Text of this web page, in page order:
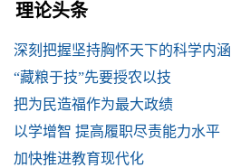
理论头条
深刻把握坚持胸怀天下的科学内涵
“藏粮于技”先要授农以技
把为民造福作为最大政绩
以学增智 提高履职尽责能力水平
加快推进教育现代化